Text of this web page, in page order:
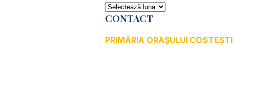
ARHIVĂ
CONTACT
PRIMĂRIA ORAȘULUI COSTEȘTI